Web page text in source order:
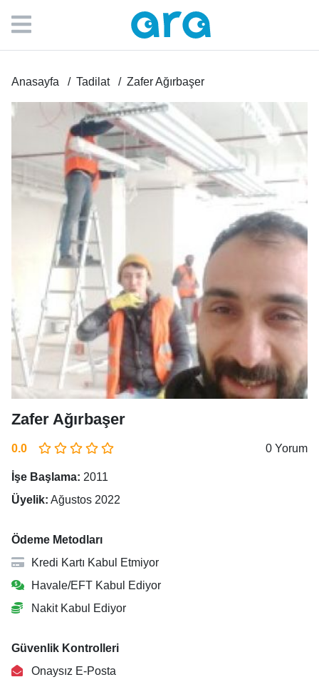
Anasayfa Tadilat Zafer Ağırbaşer
Zafer Ağırbaşer
0.0 0 Yorum
İşe Başlama: 2011
Üyelik: Ağustos 2022
Ödeme Metodları
Kredi Kartı Kabul Etmiyor
Havale/EFT Kabul Ediyor
Nakit Kabul Ediyor
Güvenlik Kontrolleri
Onaysız E-Posta